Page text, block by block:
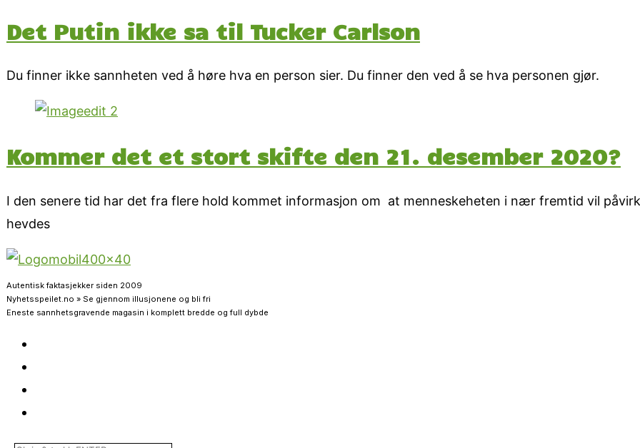
Det Putin ikke sa til Tucker Carlson
Du finner ikke sannheten ved å høre hva en person sier. Du finner den ved å se hva personen gjør.
Kommer det et stort skifte den 21. desember 2020?
I den senere tid har det fra flere hold kommet informasjon om at menneskeheten i nær fremtid vil
hevdes
Autentisk faktasjekker siden 2009
Nyhetsspeilet.no » Se gjennom illusjonene og bli fri
Eneste sannhetsgravende magasin i komplett bredde og full dybde